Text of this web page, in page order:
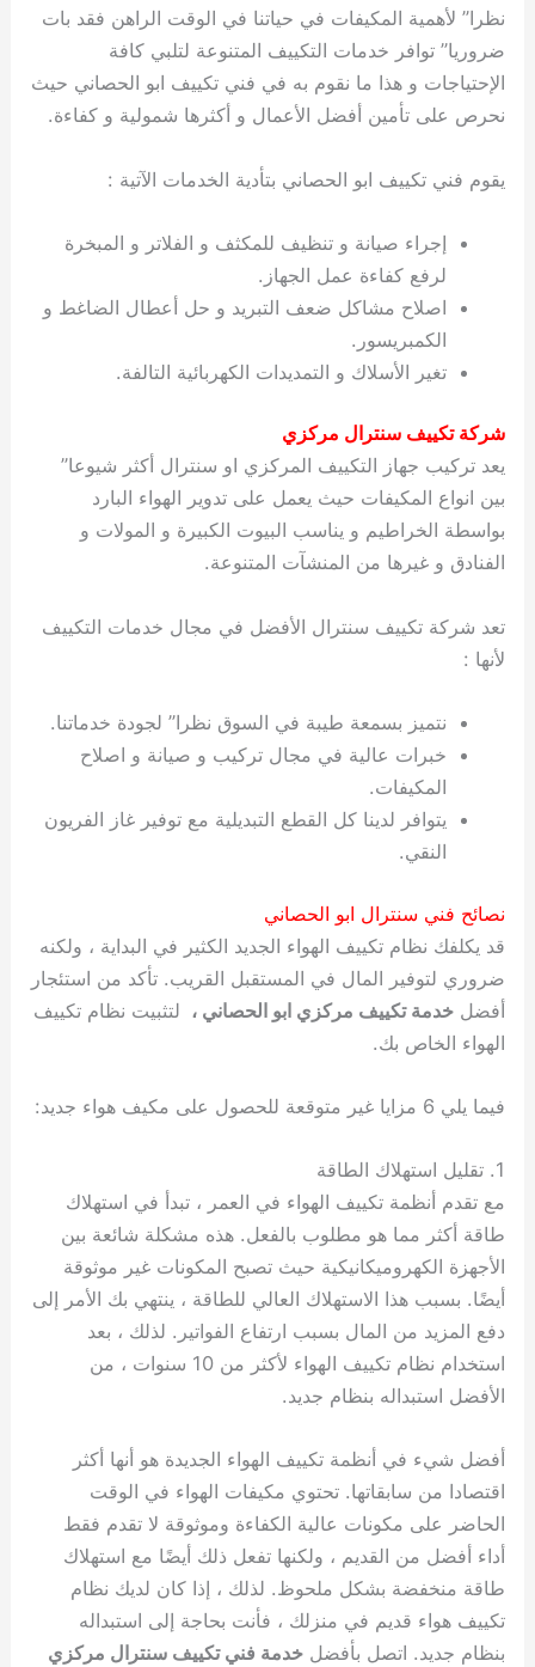
نظرا” لأهمية المكيفات في حياتنا في الوقت الراهن فقد بات
ضروريا” توافر خدمات التكييف المتنوعة لتلبي كافة
الإحتياجات و هذا ما نقوم به في فني تكييف ابو الحصاني حيث
نحرص على تأمين أفضل الأعمال و أكثرها شمولية و كفاءة.
يقوم فني تكييف ابو الحصاني بتأدية الخدمات الآتية :
إجراء صيانة و تنظيف للمكثف و الفلاتر و المبخرة
لرفع كفاءة عمل الجهاز.
اصلاح مشاكل ضعف التبريد و حل أعطال الضاغط و
الكمبريسور.
تغير الأسلاك و التمديدات الكهربائية التالفة.
شركة تكييف سنترال مركزي
يعد تركيب جهاز التكييف المركزي او سنترال أكثر شيوعا”
بين انواع المكيفات حيث يعمل على تدوير الهواء البارد
بواسطة الخراطيم و يناسب البيوت الكبيرة و المولات و
الفنادق و غيرها من المنشآت المتنوعة.
تعد شركة تكييف سنترال الأفضل في مجال خدمات التكييف
لأنها :
نتميز بسمعة طيبة في السوق نظرا” لجودة خدماتنا.
خبرات عالية في مجال تركيب و صيانة و اصلاح
المكيفات.
يتوافر لدينا كل القطع التبديلية مع توفير غاز الفريون
النقي.
نصائح فني سنترال ابو الحصاني
قد يكلفك نظام تكييف الهواء الجديد الكثير في البداية ، ولكنه
ضروري لتوفير المال في المستقبل القريب. تأكد من استئجار
أفضلخدمة تكييف مركزي ابو الحصاني ، لتثبيت نظام تكييف
الهواء الخاص بك.
فيما يلي 6 مزايا غير متوقعة للحصول على مكيف هواء جديد:
1. تقليل استهلاك الطاقة
مع تقدم أنظمة تكييف الهواء في العمر ، تبدأ في استهلاك
طاقة أكثر مما هو مطلوب بالفعل. هذه مشكلة شائعة بين
الأجهزة الكهروميكانيكية حيث تصبح المكونات غير موثوقة
أيضًا. بسبب هذا الاستهلاك العالي للطاقة ، ينتهي بك الأمر إلى
دفع المزيد من المال بسبب ارتفاع الفواتير. لذلك ، بعد
استخدام نظام تكييف الهواء لأكثر من 10 سنوات ، من
الأفضل استبداله بنظام جديد.
أفضل شيء في أنظمة تكييف الهواء الجديدة هو أنها أكثر
اقتصادا من سابقاتها. تحتوي مكيفات الهواء في الوقت
الحاضر على مكونات عالية الكفاءة وموثوقة لا تقدم فقط
أداء أفضل من القديم ، ولكنها تفعل ذلك أيضًا مع استهلاك
طاقة منخفضة بشكل ملحوظ. لذلك ، إذا كان لديك نظام
تكييف هواء قديم في منزلك ، فأنت بحاجة إلى استبداله
بنظام جديد. اتصل بأفضلخدمة فني تكييف سنترال مركزي